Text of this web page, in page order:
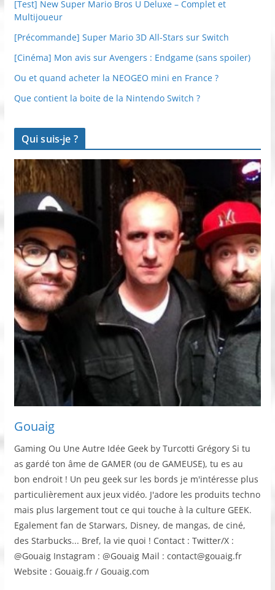
[Test] New Super Mario Bros U Deluxe – Complet et
Multijoueur
[Précommande] Super Mario 3D All-Stars sur Switch
[Cinéma] Mon avis sur Avengers : Endgame (sans spoiler)
Ou et quand acheter la NEOGEO mini en France ?
Que contient la boite de la Nintendo Switch ?
Qui suis-je ?
Gouaig
Gaming Ou Une Autre Idée Geek by Turcotti Grégory Si tu
as gardé ton âme de GAMER (ou de GAMEUSE), tu es au
bon endroit ! Un peu geek sur les bords je m'intéresse plus
particulièrement aux jeux vidéo. J'adore les produits techno
mais plus largement tout ce qui touche à la culture GEEK.
Egalement fan de Starwars, Disney, de mangas, de ciné,
des Starbucks... Bref, la vie quoi ! Contact : Twitter/X :
@Gouaig Instagram : @Gouaig Mail : contact@gouaig.fr
Website : Gouaig.fr / Gouaig.com